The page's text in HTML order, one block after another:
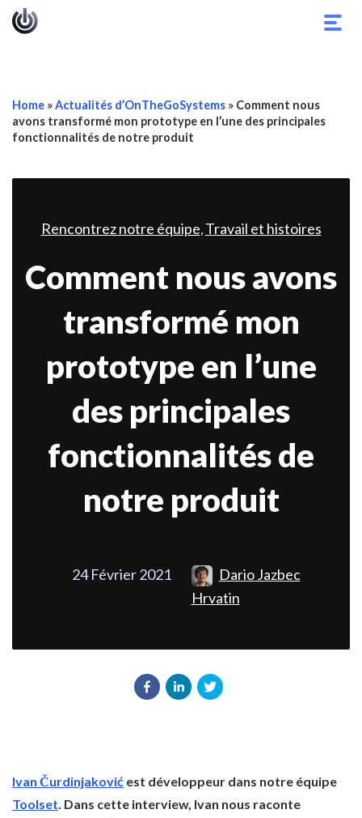
Home »Actualités d’OnTheGoSystems » Comment nous
avons transformé mon prototype en l’une des principales
fonctionnalités de notre produit
Rencontrez notre équipe, Travail et histoires
Comment nous avons
transformé mon
prototype en l’une
des principales
fonctionnalités de
notre produit
24 Février 2021
Dario Jazbec
Hrvatin
Ivan Čurdinjaković est développeur dans notre équipe
Toolset. Dans cette interview, Ivan nous raconte